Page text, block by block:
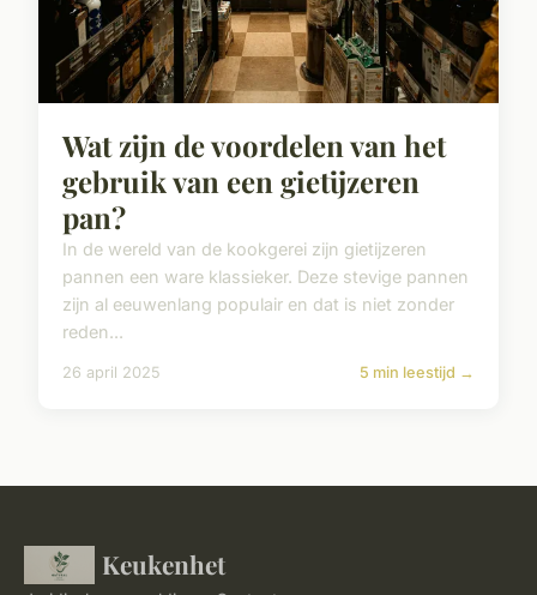
Wat zijn de voordelen van het
gebruik van een gietijzeren
pan?
In de wereld van de kookgerei zijn gietijzeren
pannen een ware klassieker. Deze stevige pannen
zijn al eeuwenlang populair en dat is niet zonder
reden...
26 april 2025 5 min leestijd →
Keukenhet